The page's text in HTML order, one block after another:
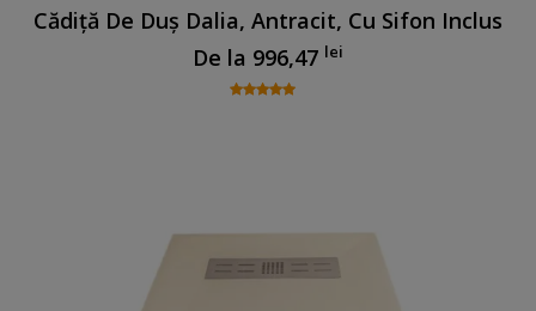
Cădiță De Duș Dalia, Antracit, Cu Sifon Inclus
De la 996,47 lei